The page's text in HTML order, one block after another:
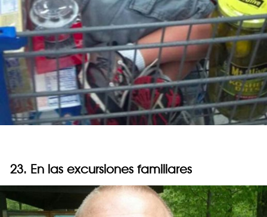
23. En las excursiones familiares